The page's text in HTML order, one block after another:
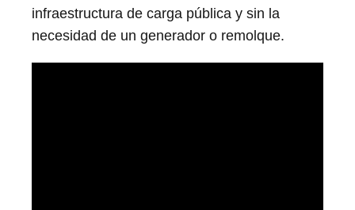
infraestructura de carga pública y sin la
necesidad de un generador o remolque.